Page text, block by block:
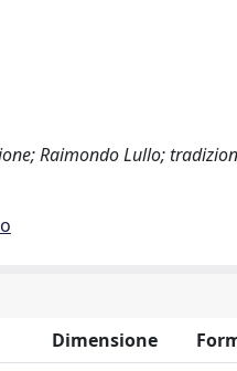
Raimondo Lullo;
Dimensione